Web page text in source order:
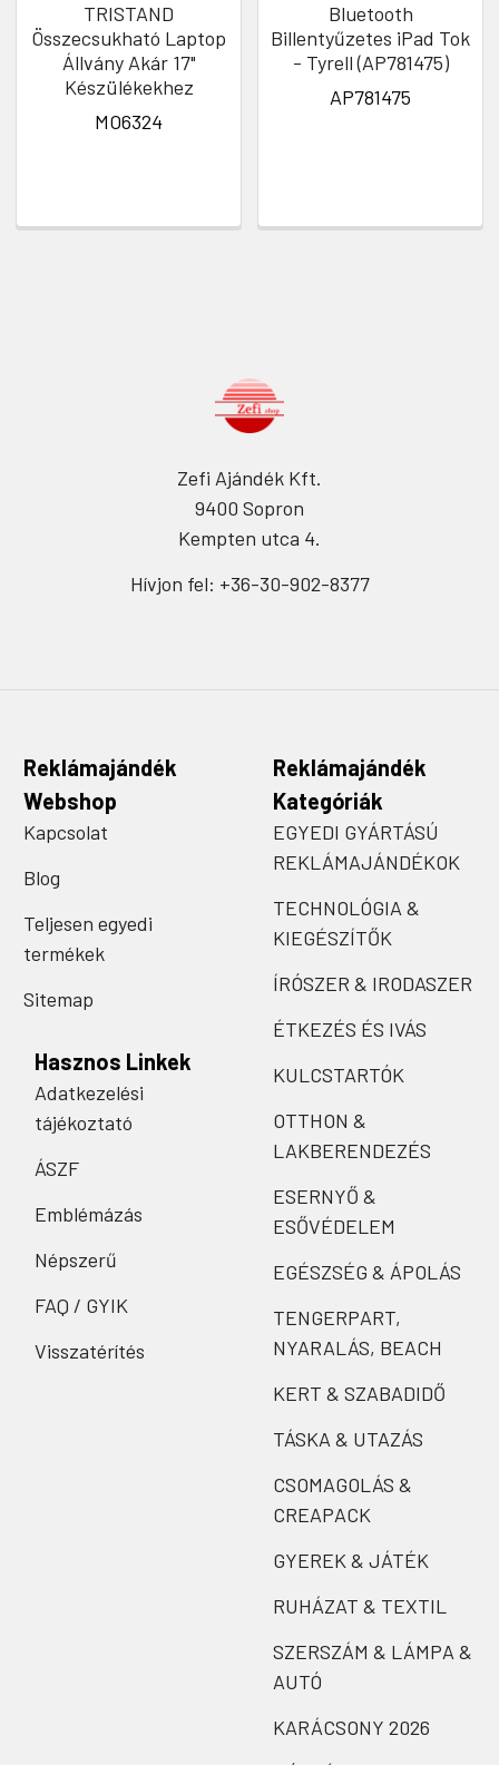
TRISTAND
Összecsukható Laptop
Állvány Akár 17"
Készülékekhez
MO6324
Bluetooth
Billentyűzetes iPad Tok
- Tyrell (AP781475)
AP781475
Zefi Ajándék Kft.
9400 Sopron
Kempten utca 4.
Hívjon fel: +36-30-902-8377
Reklámajándék
Webshop
Kapcsolat
Blog
Teljesen egyedi
termékek
Sitemap
Hasznos Linkek
Adatkezelési
tájékoztató
ÁSZF
Emblémázás
Népszerű
FAQ / GYIK
Visszatérítés
Reklámajándék
Kategóriák
EGYEDI GYÁRTÁSÚ
REKLÁMAJÁNDÉKOK
TECHNOLÓGIA &
KIEGÉSZÍTŐK
ÍRÓSZER & IRODASZER
ÉTKEZÉS ÉS IVÁS
KULCSTARTÓK
OTTHON &
LAKBERENDEZÉS
ESERNYŐ &
ESŐVÉDELEM
EGÉSZSÉG & ÁPOLÁS
TENGERPART,
NYARALÁS, BEACH
KERT & SZABADIDŐ
TÁSKA & UTAZÁS
CSOMAGOLÁS &
CREAPACK
GYEREK & JÁTÉK
RUHÁZAT & TEXTIL
SZERSZÁM & LÁMPA &
AUTÓ
KARÁCSONY 2026